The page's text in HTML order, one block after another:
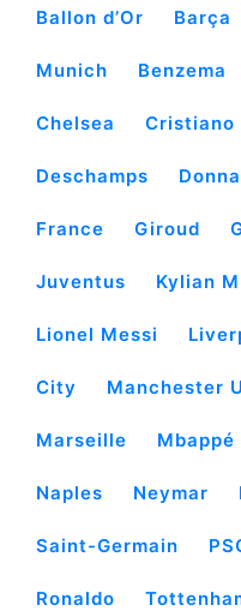
Ballon d’Or Barça
Munich Benzema
Chelsea Cristiano
Deschamps
France Giroud
Juventus Kylian
Lionel Messi
City Manchester
Marseille Mbappé
Naples Neymar
Saint-Germain
Ronaldo